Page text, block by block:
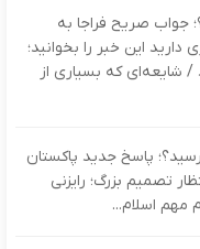
جواب صریح فراجا به
این خبر را بخوانید؛
که بسیاری از
رسید؟؛ پاسخ جدید پاکستان
تصمیم بزرگ؛ رایزنی
مهم اسلام‌...